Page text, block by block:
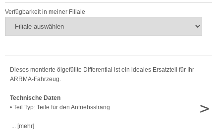
Verfügbarkeit in meiner Filiale
Dieses montierte ölgefüllte Differential ist ein ideales Ersatzteil für Ihr
ARRMA-Fahrzeug.
Technische Daten
• Teil Typ: Teile für den Antriebsstrang
... [mehr]
>